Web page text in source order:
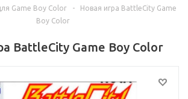
Game Boy Color
-
Новая игра BattleCity Game
Boy Color
BattleCity Game Boy Color